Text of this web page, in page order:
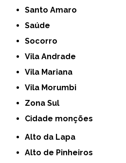
Santo Amaro
Saúde
Socorro
Vila Andrade
Vila Mariana
Vila Morumbi
Zona Sul
cidade monções
Alto da Lapa
Alto de Pinheiros